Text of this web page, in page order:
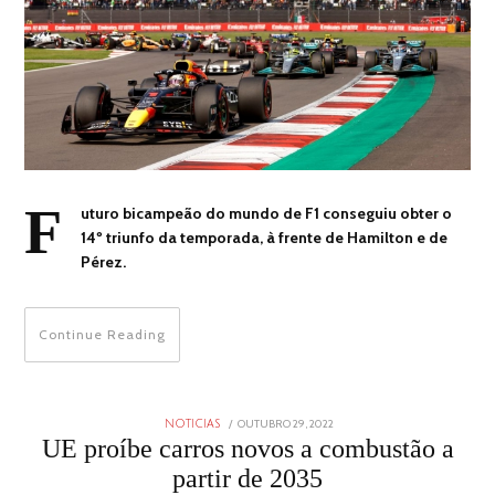
F
uturo bicampeão do mundo de F1 conseguiu obter o
14º triunfo da temporada, à frente de Hamilton e de
Pérez.
Continue Reading
NOTICIAS
POSTED
OUTUBRO 29, 2022
2022
UE proíbe carros novos a combustão a
partir de 2035